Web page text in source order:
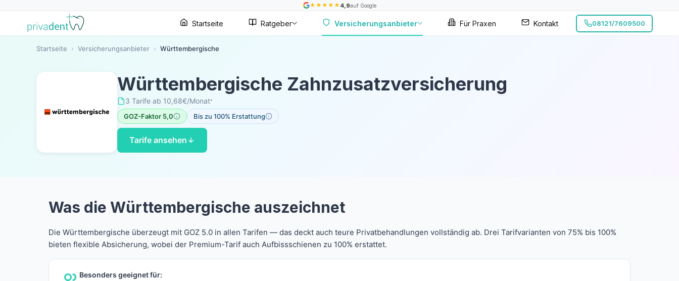
★ ★ ★ ★ ★ 4,9auf Google
Startseite Ratgeber Versicherungsanbieter Für Praxen Kontakt 08121/7609500
Startseite › Versicherungsanbieter › Württembergische
Württembergische Zahnzusatzversicherung
3 Tarife ab 10,68€/Monat*
GOZ-Faktor 5,0 Bis zu 100% Erstattung
Tarife ansehen
Was die Württembergische auszeichnet
Die Württembergische überzeugt mit GOZ 5.0 in allen Tarifen — das deckt auch teure Privatbehandlungen vollständig ab. Drei Tarifvarianten von 75% bis 100%
bieten flexible Absicherung, wobei der Premium-Tarif auch Aufbissschienen zu 100% erstattet.
Besonders geeignet für: